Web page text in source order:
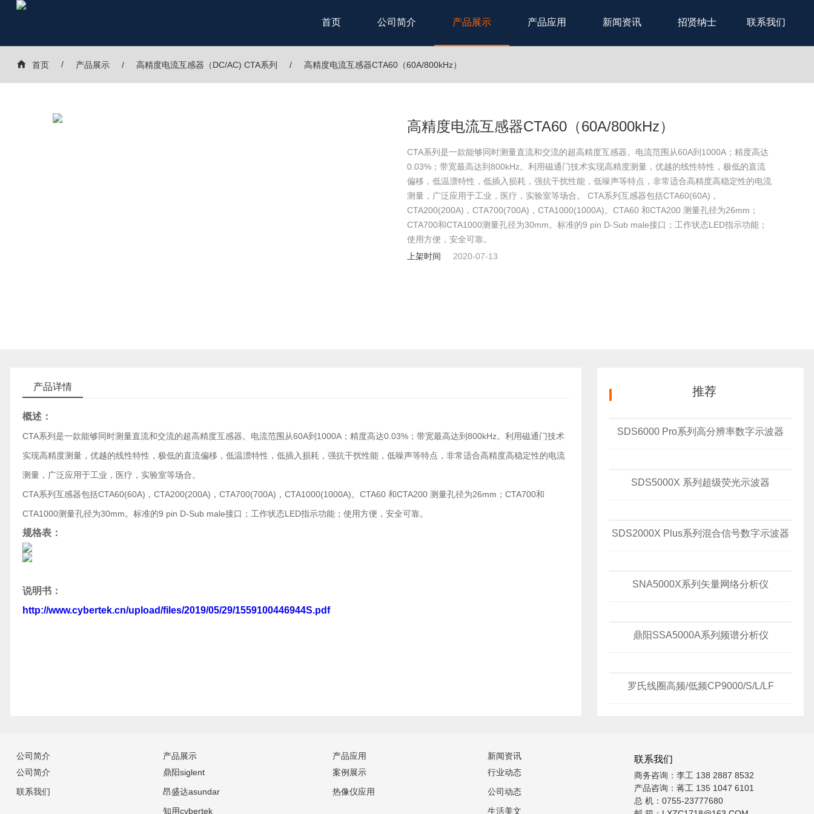
首页 公司简介 产品展示 产品应用 新闻资讯 招贤纳士 联系我们
首页 产品展示 高精度电流互感器（DC/AC) CTA系列 高精度电流互感器CTA60（60A/800kHz）
高精度电流互感器CTA60（60A/800kHz）
CTA系列是一款能够同时测量直流和交流的超高精度互感器。电流范围从60A到1000A；精度高达
0.03%；带宽最高达到800kHz。利用磁通门技术实现高精度测量，优越的线性特性，极低的直流
偏移，低温漂特性，低插入损耗，强抗干扰性能，低噪声等特点，非常适合高精度高稳定性的电流
测量，广泛应用于工业，医疗，实验室等场合。 CTA系列互感器包括CTA60(60A)，
CTA200(200A)，CTA700(700A)，CTA1000(1000A)。CTA60 和CTA200 测量孔径为26mm；
CTA700和CTA1000测量孔径为30mm。标准的9 pin D-Sub male接口；工作状态LED指示功能；
使用方便，安全可靠。
上架时间
2020-07-13
产品详情
概述：
CTA系列是一款能够同时测量直流和交流的超高精度互感器。电流范围从60A到1000A；精度高达0.03%；带宽最高达到800kHz。利用磁通门技术
实现高精度测量，优越的线性特性，极低的直流偏移，低温漂特性，低插入损耗，强抗干扰性能，低噪声等特点，非常适合高精度高稳定性的电流
测量，广泛应用于工业，医疗，实验室等场合。
CTA系列互感器包括CTA60(60A)，CTA200(200A)，CTA700(700A)，CTA1000(1000A)。CTA60 和CTA200 测量孔径为26mm；CTA700和
CTA1000测量孔径为30mm。标准的9 pin D-Sub male接口；工作状态LED指示功能；使用方便，安全可靠。
规格表：
说明书：
http://www.cybertek.cn/upload/files/2019/05/29/1559100446944S.pdf
推荐
SDS6000 Pro系列高分辨率数字示波器
SDS5000X 系列超级荧光示波器
SDS2000X Plus系列混合信号数字示波器
SNA5000X系列矢量网络分析仪
鼎阳SSA5000A系列频谱分析仪
罗氏线圈高频/低频CP9000/S/L/LF
公司简介
公司简介
联系我们
产品展示
鼎阳siglent
昂盛达asundar
知用cybertek
产品应用
案例展示
热像仪应用
新闻资讯
行业动态
公司动态
生活美文
联系我们
商务咨询：李工 138 2887 8532
产品咨询：蒋工 135 1047 6101
总 机：0755-23777680